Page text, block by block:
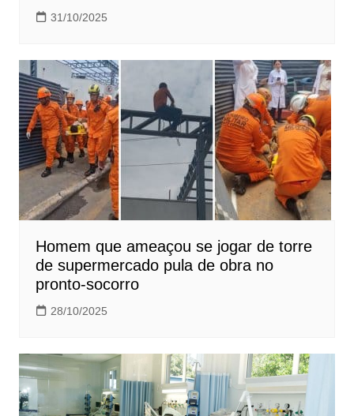
31/10/2025
Homem que ameaçou se jogar de torre
de supermercado pula de obra no
pronto-socorro
28/10/2025